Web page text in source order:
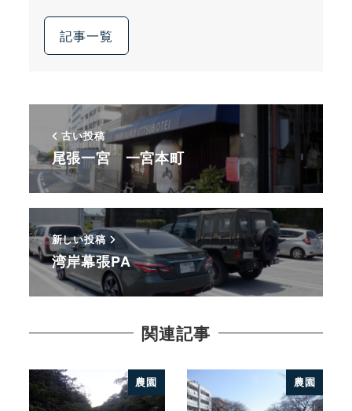
記事一覧
古い投稿
尾張一宮 一宮本町
新しい投稿
湾岸幕張PA
関連記事
農園 農園